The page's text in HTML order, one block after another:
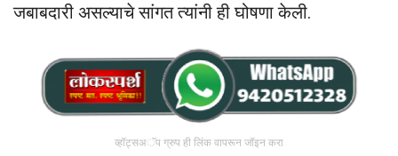
जबाबदारी असल्याचे सांगत त्यांनी ही घोषणा केली.
व्हॉट्सअॅप ग्रुप ही लिंक वापरून जॉइन करा